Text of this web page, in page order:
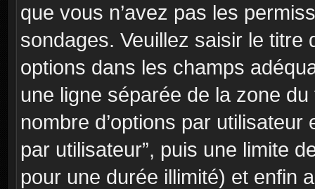
que vous n’avez pas les
sondages. Veuillez saisir le
options dans les champs
une ligne séparée de la zone
nombre d’options par
par utilisateur”, puis une limite
pour une durée illimité) et enfin